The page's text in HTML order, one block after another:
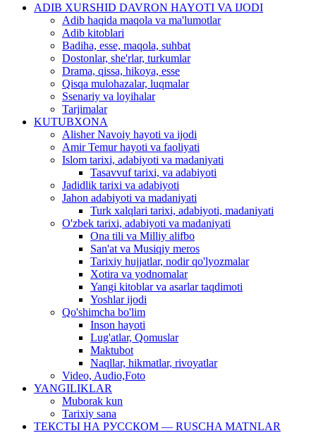
ADIB XURSHID DAVRON HAYOTI VA IJODI
Adib haqida maqola va ma'lumotlar
Adib kitoblari
Badiha, esse, maqola, suhbat
Dostonlar, she'rlar, turkumlar
Drama, qissa, hikoya, esse
Qisqa mulohazalar, luqmalar
Ssenariy va loyihalar
Tarjimalar
KUTUBXONA
Alisher Navoiy hayoti va ijodi
Amir Temur hayoti va faoliyati
Islom tarixi, adabiyoti va madaniyati
Tasavvuf tarixi, va adabiyoti
Jadidlik tarixi va adabiyoti
Jahon adabiyoti va madaniyati
Turk xalqlari tarixi, adabiyoti, madaniyati
O'zbek tarixi, adabiyoti va madaniyati
Ona tili va Milliy alifbo
San'at va Musiqiy meros
Tarixiy hujjatlar, nodir qo'lyozmalar
Xotira va yodnomalar
Yangi kitoblar va asarlar taqdimoti
Yoshlar ijodi
Qo'shimcha bo'lim
Inson hayoti
Lug'atlar, Qomuslar
Maktubot
Naqllar, hikmatlar, rivoyatlar
Video, Audio,Foto
YANGILIKLAR
Muborak kun
Tarixiy sana
ТЕКСТЫ НА РУССКОМ — RUSCHA MATNLAR